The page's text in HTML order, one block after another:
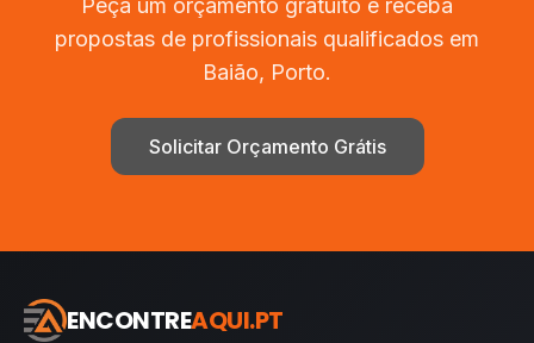
Peça um orçamento gratuito e receba
propostas de profissionais qualificados em
Baião, Porto.
Solicitar Orçamento Grátis
ENCONTREAQUI.PT